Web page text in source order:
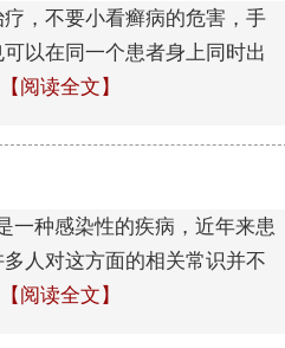
，不要小看癣病的危害，手
以在同一个患者身上同时出
【阅读全文】
一种感染性的疾病，近年来患
人对这方面的相关常识并不
【阅读全文】